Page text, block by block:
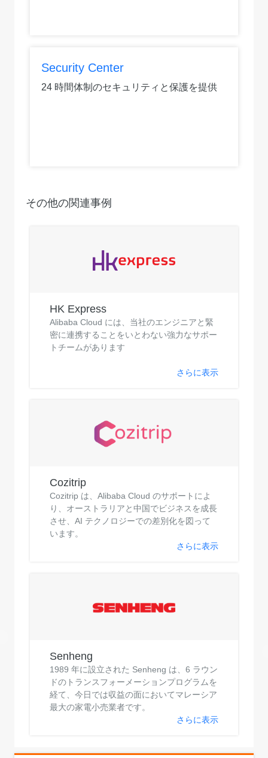
Security Center
24 時間体制のセキュリティと保護を提供
その他の関連事例
HK Express
Alibaba Cloud には、当社のエンジニアと緊
密に連携することをいとわない強力なサポー
トチームがあります
さらに表示
Cozitrip
Cozitrip は、Alibaba Cloud のサポートによ
り、オーストラリアと中国でビジネスを成長
させ、AI テクノロジーでの差別化を図って
います。
さらに表示
Senheng
1989 年に設立された Senheng は、6 ラウン
ドのトランスフォーメーションプログラムを
経て、今日では収益の面においてマレーシア
最大の家電小売業者です。
さらに表示